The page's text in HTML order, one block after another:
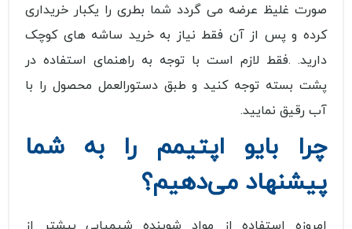
صورت غلیظ عرضه می گردد شما بطری را یکبار خریداری
کرده و پس از آن فقط نیاز به خرید ساشه های کوچک
دارید. .فقط لازم است با توجه به راهنمای استفاده در
پشت بسته توجه کنید و طبق دستورالعمل محصول را با
آب رقیق نمایید.
چرا بایو اپتیمم را به شما
پیشنهاد می‌دهیم؟
امروزه استفاده از مواد شوینده شیمیایی بیشتر از